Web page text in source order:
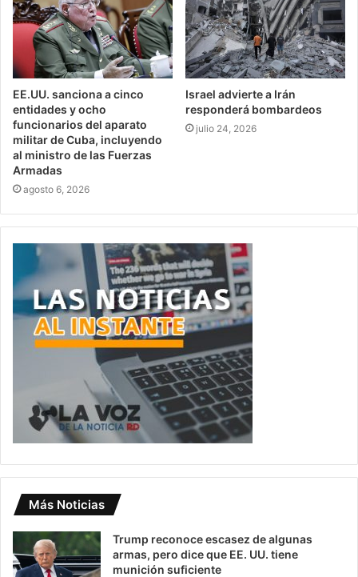
EE.UU. sanciona a cinco
entidades y ocho
funcionarios del aparato
militar de Cuba, incluyendo
al ministro de las Fuerzas
Armadas
agosto 6, 2026
Israel advierte a Irán
responderá bombardeos
julio 24, 2026
Más Noticias
Trump reconoce escasez de algunas
armas, pero dice que EE. UU. tiene
munición suficiente